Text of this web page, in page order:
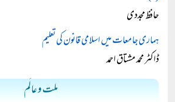
حافظ مجددی
ہماری جامعات میں اسلامی قانون کی تعلیم
ڈاکٹر محمد مشتاق احمد
ملت و عالَم